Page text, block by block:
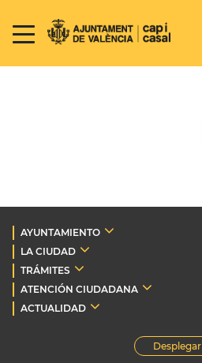
AYUNTAMIENTO
LA CIUDAD
TRÁMITES
ATENCIÓN CIUDADANA
ACTUALIDAD
Desplegar